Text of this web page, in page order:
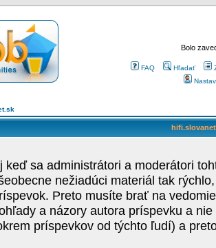
Bolo
FAQ Hľadať
keď sa administrátori a moderátori
nežiadúci materiál tak
Preto musíte brať na
a názory autora príspevku a
príspevkov od týchto ľudí) a